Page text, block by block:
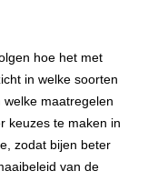
hoe het met
in welke soorten
maatregelen
keuzes te maken in
zodat bijen beter
van de